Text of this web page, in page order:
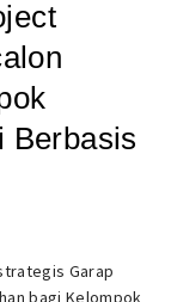
Berbasis
Garap
bagi Kelompok